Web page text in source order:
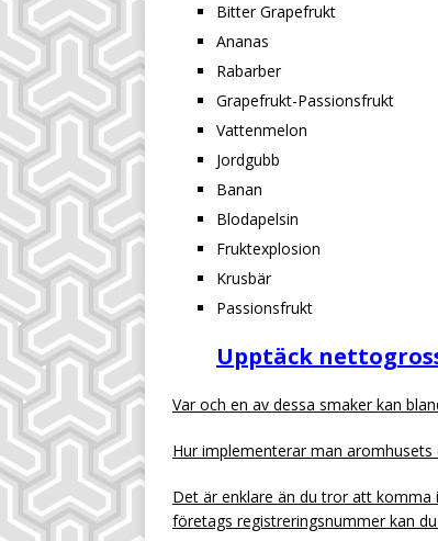
Bitter Grapefrukt
Ananas
Rabarber
Grapefrukt-Passionsfrukt
Vattenmelon
Jordgubb
Banan
Blodapelsin
Fruktexplosion
Krusbär
Passionsfrukt
Upptäck
Var och en av dessa smaker kan
Hur implementerar man aromhusets
Det är enklare än du tror att komma
företags registreringsnummer kan